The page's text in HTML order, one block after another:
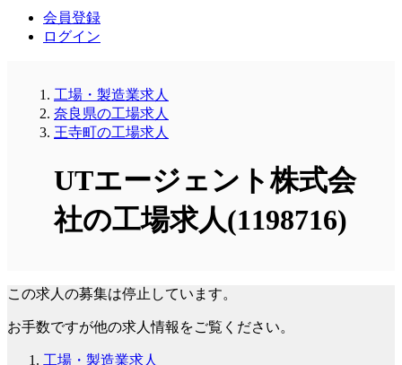
会員登録
ログイン
工場・製造業求人
奈良県の工場求人
王寺町の工場求人
UTエージェント株式会
社の工場求人(1198716)
この求人の募集は停止しています。
お手数ですが他の求人情報をご覧ください。
工場・製造業求人